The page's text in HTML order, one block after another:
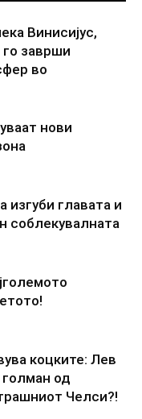
Винисијус,
заврши
во
нови
изгуби главата и
соблекувалната
коцките: Лев
од
Челси?!